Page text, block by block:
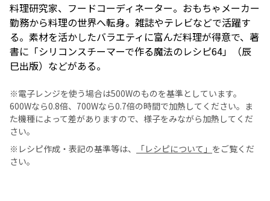
料理研究家、フードコーディネーター。おもちゃメーカー
勤務から料理の世界へ転身。雑誌やテレビなどで活躍す
る。素材を活かしたバラエティに富んだ料理が得意で、著
書に「シリコンスチーマーで作る魔法のレシピ64」（辰
巳出版）などがある。
※電子レンジを使う場合は500Wのものを基準としています。
600Wなら0.8倍、700Wなら0.7倍の時間で加熱してください。ま
た機種によって差がありますので、様子をみながら加熱してくだ
さい。
※レシピ作成・表記の基準等は、
「レシピについて」 をご覧くだ
さい。